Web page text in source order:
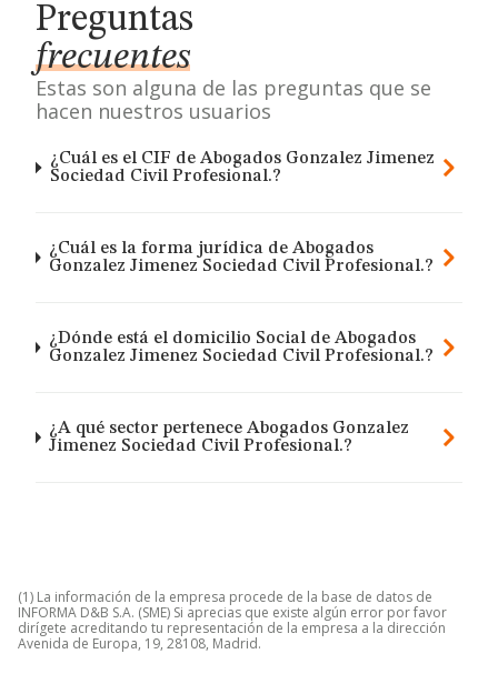
Preguntas
frecuentes
Estas son alguna de las preguntas que se
hacen nuestros usuarios
¿Cuál es el CIF de Abogados Gonzalez Jimenez
Sociedad Civil Profesional.?
¿Cuál es la forma jurídica de Abogados
Gonzalez Jimenez Sociedad Civil Profesional.?
¿Dónde está el domicilio Social de Abogados
Gonzalez Jimenez Sociedad Civil Profesional.?
¿A qué sector pertenece Abogados Gonzalez
Jimenez Sociedad Civil Profesional.?
(1) La información de la empresa procede de la base de datos de
INFORMA D&B S.A. (SME) Si aprecias que existe algún error por favor
dirígete acreditando tu representación de la empresa a la dirección
Avenida de Europa, 19, 28108, Madrid.